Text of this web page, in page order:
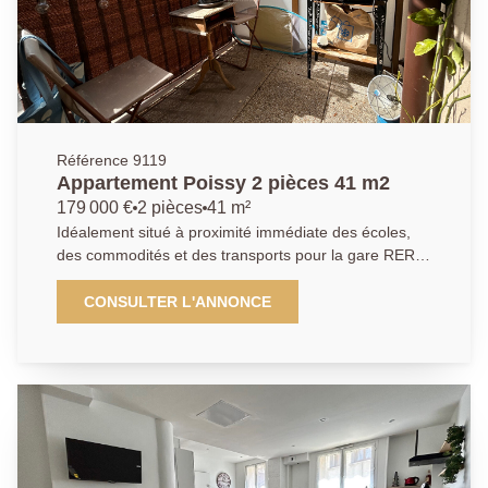
Référence 9119
Appartement Poissy 2 pièces 41 m2
179 000 € 2 pièces 41 m²
Idéalement situé à proximité immédiate des écoles,
des commodités et des transports pour la gare RER
SNCF de Poissy. A deux pas du parc du peuple de
l'herbe. Dans une copropriété récente de 2019, situé
au premier étage, un appartement comprenant une
accès à un balcon, une chambre avec rangements,
une salle de bains avec toilettes. Une place de
parking en sous-sol complète ce bien. AGENCE
PRINCIPALE: 01.30.06.69.69 (Collaborateur salarié
J.A)
CONSULTER L'ANNONCE